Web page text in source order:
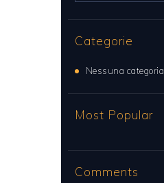
Categorie
Nessuna categoria
Most Popular
Comments